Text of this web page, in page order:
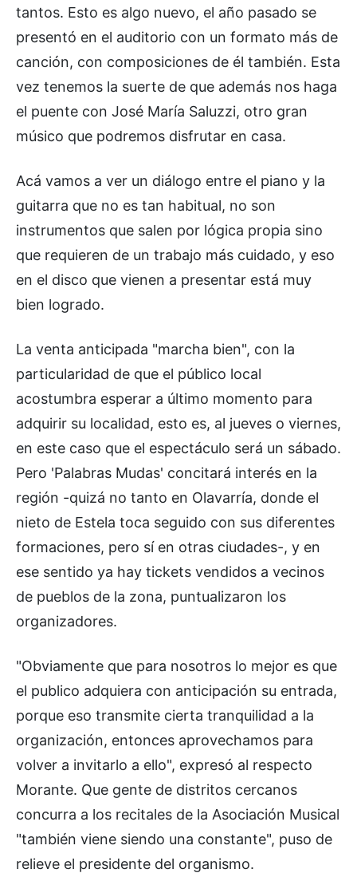
tantos. Esto es algo nuevo, el año pasado se
presentó en el auditorio con un formato más de
canción, con composiciones de él también. Esta
vez tenemos la suerte de que además nos haga
el puente con José María Saluzzi, otro gran
músico que podremos disfrutar en casa.
Acá vamos a ver un diálogo entre el piano y la
guitarra que no es tan habitual, no son
instrumentos que salen por lógica propia sino
que requieren de un trabajo más cuidado, y eso
en el disco que vienen a presentar está muy
bien logrado.
La venta anticipada "marcha bien", con la
particularidad de que el público local
acostumbra esperar a último momento para
adquirir su localidad, esto es, al jueves o viernes,
en este caso que el espectáculo será un sábado.
Pero 'Palabras Mudas' concitará interés en la
región -quizá no tanto en Olavarría, donde el
nieto de Estela toca seguido con sus diferentes
formaciones, pero sí en otras ciudades-, y en
ese sentido ya hay tickets vendidos a vecinos
de pueblos de la zona, puntualizaron los
organizadores.
"Obviamente que para nosotros lo mejor es que
el publico adquiera con anticipación su entrada,
porque eso transmite cierta tranquilidad a la
organización, entonces aprovechamos para
volver a invitarlo a ello", expresó al respecto
Morante. Que gente de distritos cercanos
concurra a los recitales de la Asociación Musical
"también viene siendo una constante", puso de
relieve el presidente del organismo.